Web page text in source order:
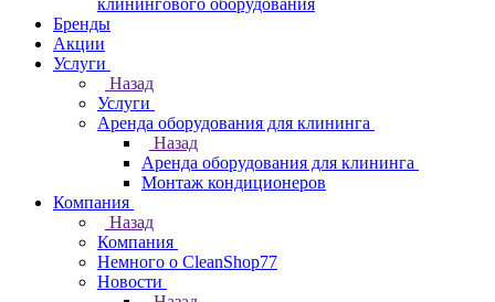
клинингового оборудования
Бренды
Акции
Услуги
Назад
Услуги
Аренда оборудования для клининга
Назад
Аренда оборудования для клининга
Монтаж кондиционеров
Компания
Назад
Компания
Немного о CleanShop77
Новости